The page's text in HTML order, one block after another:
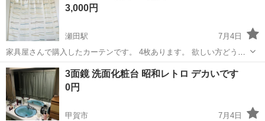
3,000円
瀬田駅
7月4日
家具屋さんで購入したカーテンです。 4枚あります。 欲しい方どう
ぞ。
滋賀 大津市 瀬田駅 カーテン、ブラインド カーテン
3面鏡 洗面化粧台 昭和レトロ デカいです
0円
甲賀市
7月4日